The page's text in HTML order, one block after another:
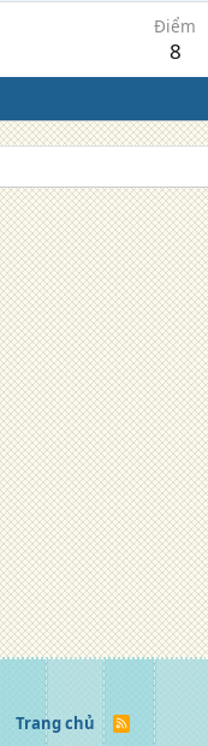
Điểm
8
Trang chủ
R